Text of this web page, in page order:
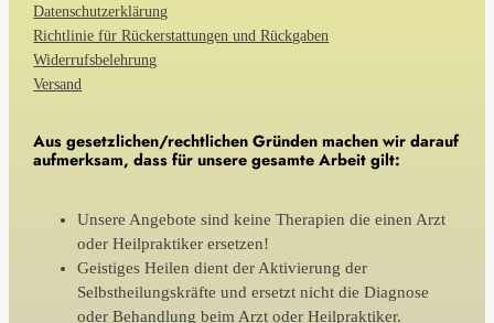
Datenschutzerklärung
Richtlinie für Rückerstattungen und Rückgaben
Widerrufsbelehrung
Versand
Aus gesetzlichen/rechtlichen Gründen machen wir darauf
aufmerksam, dass für unsere gesamte Arbeit gilt:
Unsere Angebote sind keine Therapien die einen Arzt
oder Heilpraktiker ersetzen!
Geistiges Heilen dient der Aktivierung der
Selbstheilungskräfte und ersetzt nicht die Diagnose
oder Behandlung beim Arzt oder Heilpraktiker.